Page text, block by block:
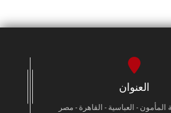
العنوان
المأمون - العباسية - القاهرة - مصر